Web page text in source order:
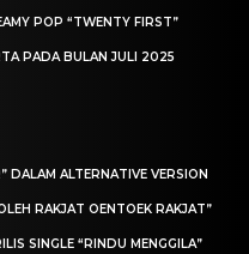
POP “TWENTY FIRST”
PADA BULAN JULI 2025
DALAM ALTERNATIVE VERSION
RAKJAT OENTOEK RAKJAT”
SINGLE “RINDU MENGGILA”